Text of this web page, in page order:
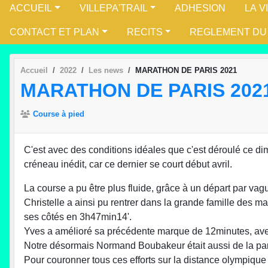
ACCUEIL VILLEPA'TRAIL ADHESION LA
CONTACT ET PLAN RECITS REGLEMENT
Accueil 2022 Les news MARATHON DE PARIS 2021
MARATHON DE PARIS
Course à pied
C'est avec des conditions idéales que c'est déroulé ce
créneau inédit, car ce dernier se court début avril.
La course a pu être plus fluide, grâce à un départ par
Christelle a ainsi pu rentrer dans la grande famille des
ses côtés en 3h47min14'.
Yves a amélioré sa précédente marque de 12minutes,
Notre désormais Normand Boubakeur était aussi de la
Pour couronner tous ces efforts sur la distance